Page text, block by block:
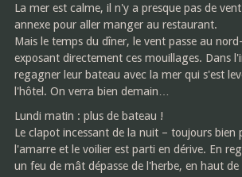
La mer est calme, il n'y a presque pas de
annexe pour aller manger au restaurant.
Mais le temps du dîner, le vent passe au
exposant directement ces mouillages. Dans
regagner leur bateau avec la mer qui s'est
l'hôtel. On verra bien demain…
Lundi matin : plus de bateau !
Le clapot incessant de la nuit – toujours bien
l'amarre et le voilier est parti en dérive. En
un feu de mât dépasse de l'herbe, en haut de